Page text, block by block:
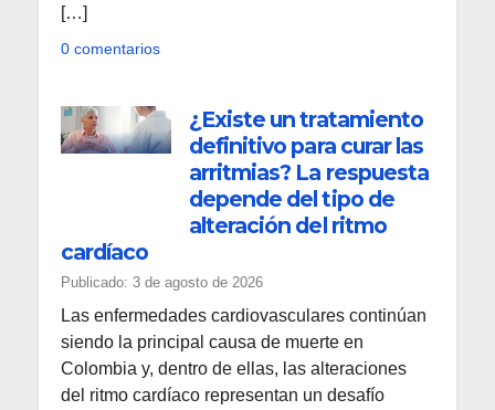
[…]
0 comentarios
¿Existe un tratamiento
definitivo para curar las
arritmias? La respuesta
depende del tipo de
alteración del ritmo
cardíaco
Publicado: 3 de agosto de 2026
Las enfermedades cardiovasculares continúan
siendo la principal causa de muerte en
Colombia y, dentro de ellas, las alteraciones
del ritmo cardíaco representan un desafío